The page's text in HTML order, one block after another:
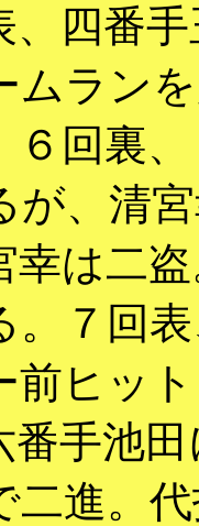
、四番
ムラン
６回裏
が、清
幸は二
。７回
前ヒッ
番手池
二進。